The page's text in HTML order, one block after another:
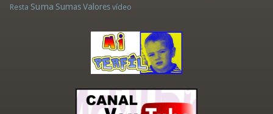
Resta Suma Sumas Valores vídeo